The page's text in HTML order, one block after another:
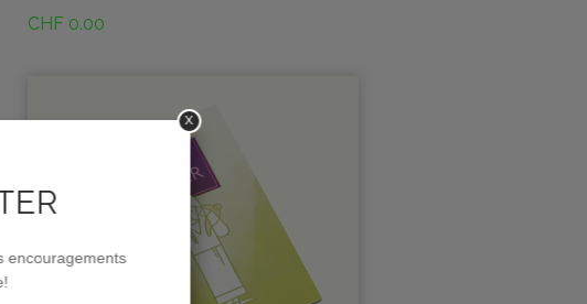
CHF 0.00
x
encouragements